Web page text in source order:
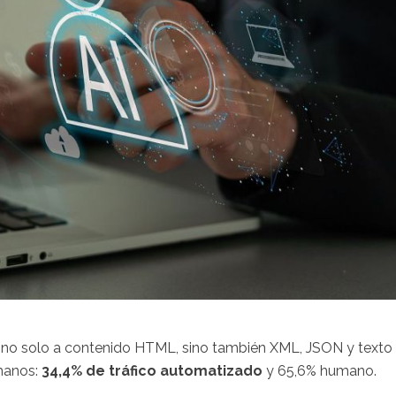
solo a contenido HTML, sino también XML, JSON y texto
34,4% de tráfico automatizado y 65,6% humano.